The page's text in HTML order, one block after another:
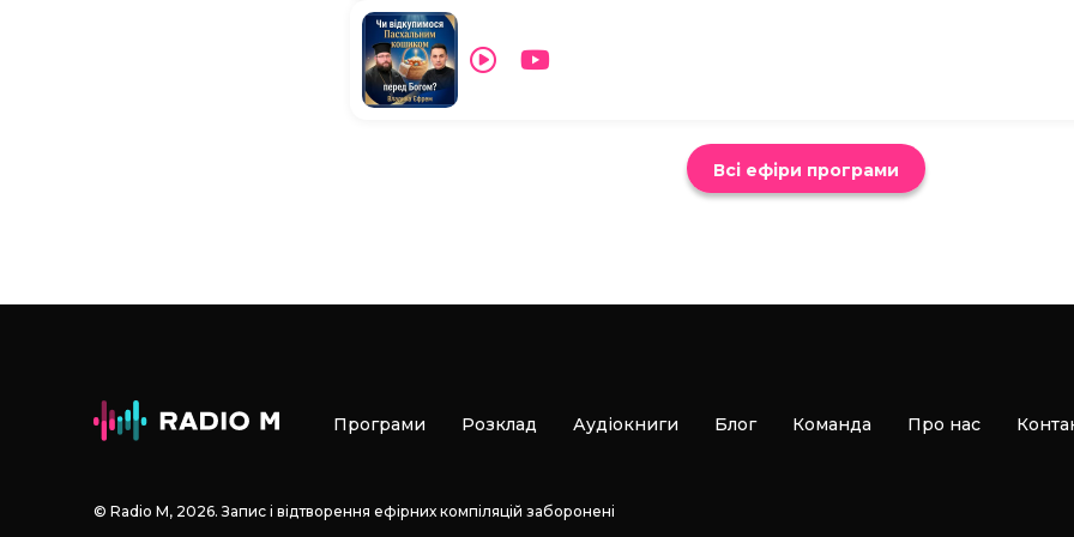
Всі ефіри програми
Програми Розклад Аудіокниги Блог Команда Про нас
© Radio М, 2026. Запис і відтворення ефірних компіляцій заборонені